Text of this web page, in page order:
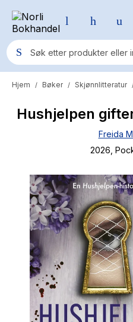
Populære søk
Pokemon
Fury Bound - Sable
Yesteryear
Elizabeth Strout
Hitster
Hypopressiv trening
The Housemaid
Hjem / Bøker / Skjønnlitteratur
Hushjelpen
Freida
2026 ,